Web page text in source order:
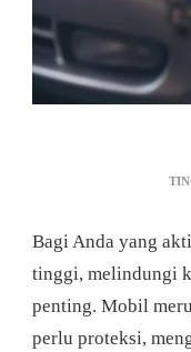
Bagi Anda yang
tinggi, melindungi
penting. Mobil
perlu proteksi,